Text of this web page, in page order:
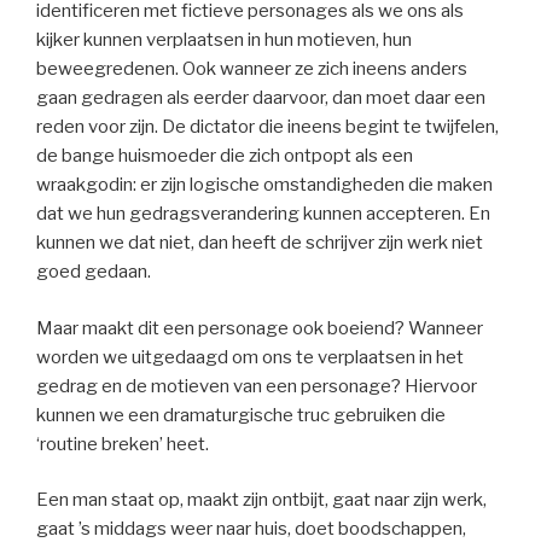
identificeren met fictieve personages als we ons als
kijker kunnen verplaatsen in hun motieven, hun
beweegredenen. Ook wanneer ze zich ineens anders
gaan gedragen als eerder daarvoor, dan moet daar een
reden voor zijn. De dictator die ineens begint te twijfelen,
de bange huismoeder die zich ontpopt als een
wraakgodin: er zijn logische omstandigheden die maken
dat we hun gedragsverandering kunnen accepteren. En
kunnen we dat niet, dan heeft de schrijver zijn werk niet
goed gedaan.
Maar maakt dit een personage ook boeiend? Wanneer
worden we uitgedaagd om ons te verplaatsen in het
gedrag en de motieven van een personage? Hiervoor
kunnen we een dramaturgische truc gebruiken die
‘routine breken’ heet.
Een man staat op, maakt zijn ontbijt, gaat naar zijn werk,
gaat ’s middags weer naar huis, doet boodschappen,